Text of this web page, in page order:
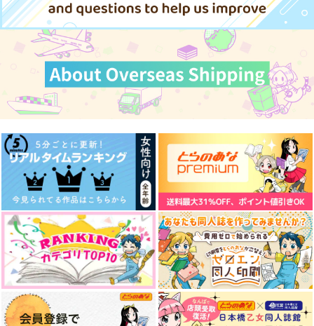
サンプル
作品詳細
サンプル
百合の棺で夢を見させ
て
湘南事変
1,100円（税込）
トレイ×ケイト
サンプル
よく、或る話。異る
話。
第一の瓶
787円（税込）
アズール×イデア
サンプル
初恋の話
ちゃんぬ
1,100円（税込）
イデア×女監督生
サンプル